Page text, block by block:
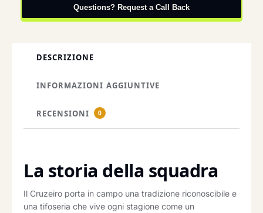
Questions? Request a Call Back
DESCRIZIONE
INFORMAZIONI AGGIUNTIVE
RECENSIONI 0
La storia della squadra
Il Cruzeiro porta in campo una tradizione riconoscibile e
una tifoseria che vive ogni stagione come un